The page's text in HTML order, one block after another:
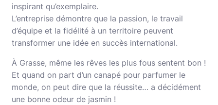
inspirant qu’exemplaire.
L’entreprise démontre que la passion, le travail
d’équipe et la fidélité à un territoire peuvent
transformer une idée en succès international.
À Grasse, même les rêves les plus fous sentent bon !
Et quand on part d’un canapé pour parfumer le
monde, on peut dire que la réussite… a décidément
une bonne odeur de jasmin !